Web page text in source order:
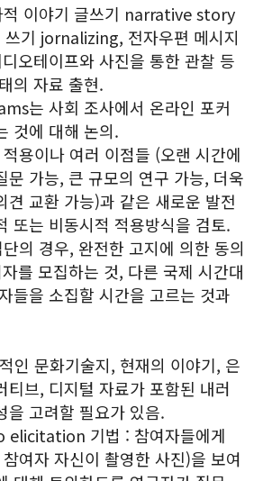
적 이야기 글쓰기 narrative story
기 jornalizing, 전자우편 메시지
오테이프와 사진을 통한 관찰 등
의 자료 출현.
는 사회 조사에서 온라인 포커
것에 대해 논의.
용이나 여러 이점들 (오랜 시간에
문 가능, 큰 규모의 연구 가능, 더욱
견 교환 가능)과 같은 새로운 발전
또는 비동시적 적용방식을 검토.
의 경우, 완전한 고지에 의한 동의
를 모집하는 것, 다른 국제 시간대
들을 소집할 시간을 고르는 것과
인 문화기술지, 현재의 이야기, 은
티브, 디지털 자료가 포함된 내러
을 고려할 필요가 있음.
elicitation 기법 : 참여자들에게
여자 자신이 촬영한 사진)을 보여